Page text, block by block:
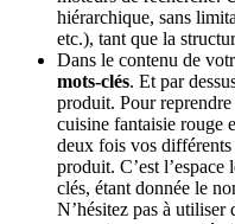
hiérarchique, sans
etc.), tant que la
Dans le contenu de
mots-clés. Et par
produit. Pour
cuisine fantaisie rouge
deux fois vos
produit. C’est
clés, étant donnée le
N’hésitez pas à